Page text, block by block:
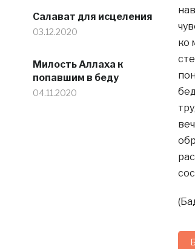
Салават для исцеления
03.12.2020
Милость Аллаха к
попавшим в беду
04.11.2020
ко